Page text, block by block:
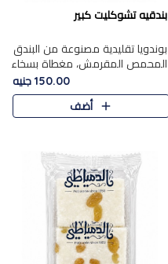
بندقيه تشوكليت كبير
بوندويا تقليدية مصنوعة من البندق
المحمص المقرمش، مغطاة بسخاء
بشوكولاتة فاخرة غنية لتحقيق
التوازن المثالي بين قوام القرمشة
ونكهة الشوكولاتة ا..
150.00 جنيه
أضف